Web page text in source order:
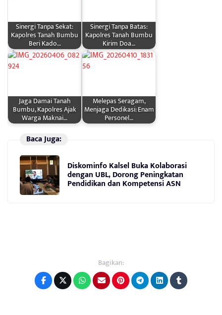
Sinergi Tanpa Sekat:
Kapolres Tanah Bumbu
Beri Kado…
Sinergi Tanpa Batas:
Kapolres Tanah Bumbu
Kirim Doa…
Jaga Damai Tanah
Bumbu, Kapolres Ajak
Warga Maknai…
Melepas Seragam,
Menjaga Dedikasi: Enam
Personel…
Baca Juga:
Diskominfo Kalsel Buka Kolaborasi
dengan UBL, Dorong Peningkatan
Pendidikan dan Kompetensi ASN
Bagikan: